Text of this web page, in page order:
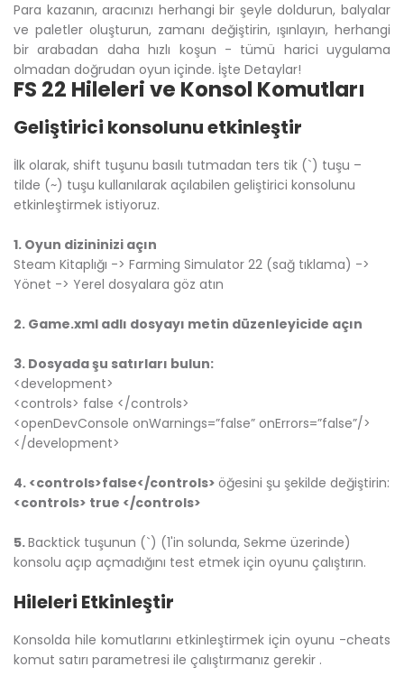
Para kazanın, aracınızı herhangi bir şeyle doldurun, balyalar
ve paletler oluşturun, zamanı değiştirin, ışınlayın, herhangi
bir arabadan daha hızlı koşun - tümü harici uygulama
olmadan doğrudan oyun içinde. İşte Detaylar!
FS 22 Hileleri ve Konsol Komutları
Geliştirici konsolunu etkinleştir
İlk olarak, shift tuşunu basılı tutmadan ters tik (`) tuşu –
tilde (~) tuşu kullanılarak açılabilen geliştirici konsolunu
etkinleştirmek istiyoruz.
1. Oyun dizininizi açın
Steam Kitaplığı -> Farming Simulator 22 (sağ tıklama) ->
Yönet -> Yerel dosyalara göz atın
2. Game.xml adlı dosyayı metin düzenleyicide açın
3. Dosyada şu satırları bulun:
<development>
<controls> false </controls>
<openDevConsole onWarnings=”false” onErrors=”false”/>
</development>
4. <controls>false</controls> öğesini şu şekilde değiştirin:
<controls> true </controls>
5.Backtick tuşunun (`) (1'in solunda, Sekme üzerinde)
konsolu açıp açmadığını test etmek için oyunu çalıştırın.
Hileleri Etkinleştir
Konsolda hile komutlarını etkinleştirmek için oyunu -cheats
komut satırı parametresi ile çalıştırmanız gerekir .